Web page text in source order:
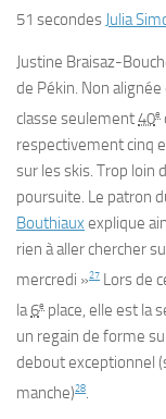
51 secondes Julia
Justine Braisaz-
de Pékin. Non
classe seulement40e
respectivement cinq
sur les skis. Trop loin
poursuite. Le patron
Bouthiaux explique
rien à aller chercher
mercredi »27 Lors de
la6e place, elle est la
un regain de forme
debout exceptionnel
manche)28.